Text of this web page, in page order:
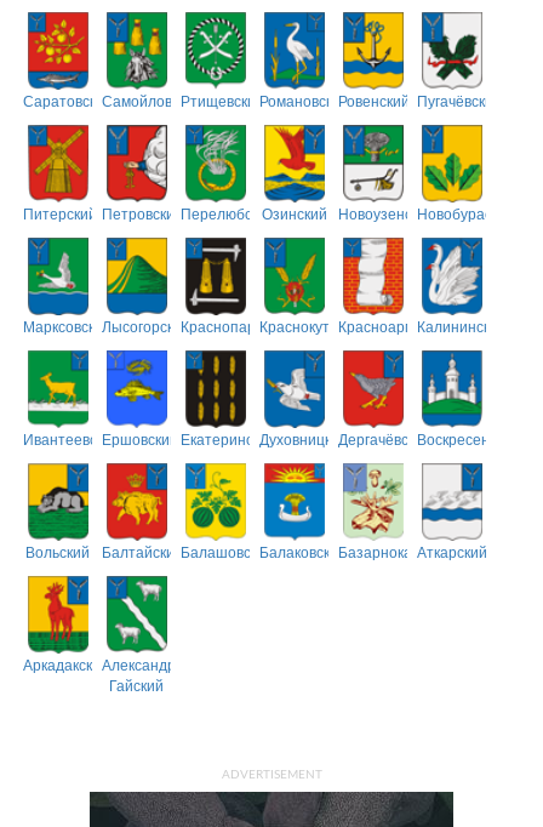
СаратовскийСамойловскийРтищевскийРомановскийРовенский Пугачёвский
Питерский ПетровскийПерелюбскийОзинский НовоузенскийНовобурасский
МарксовскийЛысогорскийКраснопартизанский
КраснокутскийКрасноармейский
Калининский
ИвантеевскийЕршовский ЕкатериновскийДуховницкийДергачёвскийВоскресенский
Вольский БалтайскийБалашовскийБалаковскийБазарнокарабулакский
Аткарский
АркадакскийАлександрово-
Гайский
ADVERTISEMENT